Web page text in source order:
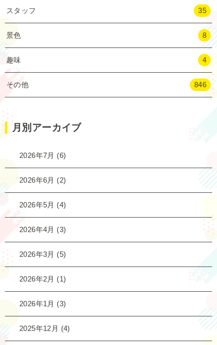
スタッフ 35
景色 8
趣味 4
その他 846
月別アーカイブ
2026年7月 (6)
2026年6月 (2)
2026年5月 (4)
2026年4月 (3)
2026年3月 (5)
2026年2月 (1)
2026年1月 (3)
2025年12月 (4)